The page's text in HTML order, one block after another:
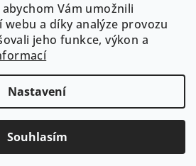
Vám umožnili
a díky analýze provozu
jeho funkce, výkon a
Nastavení
Souhlasím
Vytvořil Shoptet